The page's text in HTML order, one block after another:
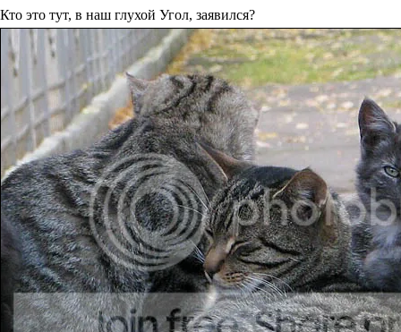
Кто это тут, в наш глухой Угол, заявился?